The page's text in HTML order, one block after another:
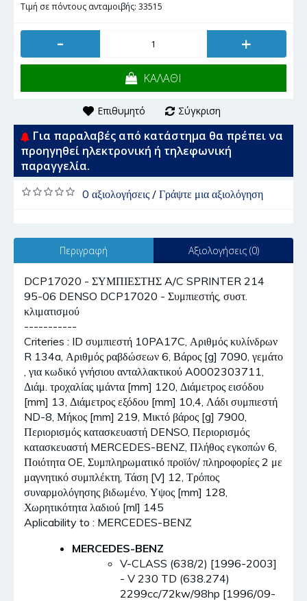
Τιμή σε πόντους ανταμοιβής: 33515
- +
ΚΑΛΑΘΙ
Επιθυμητό Σύγκριση
Για παραλαβές από κατάστημα θα πρέπει να
προηγηθεί ηλεκτρονική ή τηλεφωνική
παραγγελία.
0 αξιολογήσεις/ Γράψτε μια αξιολόγηση
Περιγραφή Αξιολογήσεις (0)
DCP17020 - ΣΥΜΠΙΕΣΤΗΣ A/C SPRINTER 214
95-06 DENSO DCP17020 - Συμπιεστής, συστ.
κλιματισμού
-----------
Criteries : ID συμπιεστή 10PA17C, Αριθμός κυλίνδρων
R 134a, Αριθμός ραβδώσεων 6, Βάρος [g] 7090, γεμάτο
, για κωδικό γνήσιου ανταλλακτικού A0002303711,
Διάμ. τροχαλίας ιμάντα [mm] 120, Διάμετρος εισόδου
[mm] 13, Διάμετρος εξόδου [mm] 10,4, Λάδι συμπιεστή
ND-8, Μήκος [mm] 219, Μικτό βάρος [g] 7900,
Περιορισμός κατασκευαστή DENSO, Περιορισμός
κατασκευαστή MERCEDES-BENZ, Πλήθος εγκοπών 6,
Ποιότητα OE, Συμπληρωματικό προϊόν/ πληροφορίες 2 με
μαγνητικό συμπλέκτη, Τάση [V] 12, Τρόπος
συναρμολόγησης βιδωμένο, Υψος [mm] 128,
Χωρητικότητα λαδιού [ml] 145
Aplicability to : MERCEDES-BENZ
MERCEDES-BENZ
V-CLASS (638/2) [1996-2003]
- V 230 TD (638.274)
2299cc/72kw/98hp [1996/09-